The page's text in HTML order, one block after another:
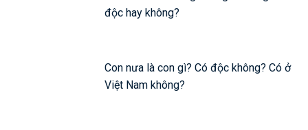
độc hay không?
Con nưa là con gì? Có độc không? Có ở
Việt Nam không?